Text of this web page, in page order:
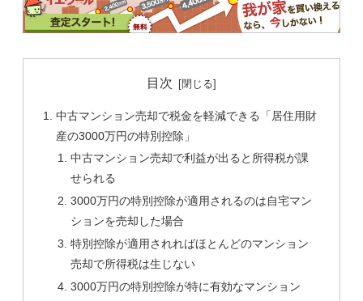
目次
中古マンション売却で税金を軽減できる「居住用財
産の3000万円の特別控除」
中古マンション売却で利益が出ると所得税が課
せられる
3000万円の特別控除が適用されるのは自宅マン
ションを売却した場合
特別控除が適用されればほとんどのマンション
売却で所得税は生じない
3000万円の特別控除が特に有効なマンション